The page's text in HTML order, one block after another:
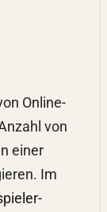
von
einer
Im